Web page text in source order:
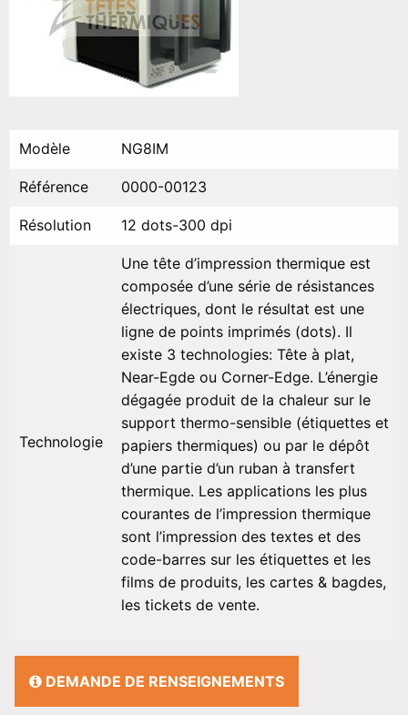
Modèle NG8IM
Référence 0000-00123
Résolution 12 dots-300 dpi
Technologie
Une tête d’impression thermique est
composée d’une série de résistances
électriques, dont le résultat est une
ligne de points imprimés (dots). Il
existe 3 technologies: Tête à plat,
Near-Egde ou Corner-Edge. L’énergie
dégagée produit de la chaleur sur le
support thermo-sensible (étiquettes et
papiers thermiques) ou par le dépôt
d’une partie d’un ruban à transfert
thermique. Les applications les plus
courantes de l’impression thermique
sont l’impression des textes et des
code-barres sur les étiquettes et les
films de produits, les cartes & bagdes,
les tickets de vente.
DEMANDE DE RENSEIGNEMENTS